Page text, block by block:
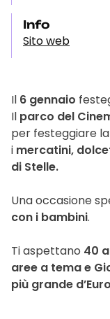
Info
Sito web
Il 6 gennaio
Il parco del
per festeggiare la
i mercatini,
di Stelle.
Una occasione
con i bambini.
Ti aspettano 40
aree a tema e
più grande